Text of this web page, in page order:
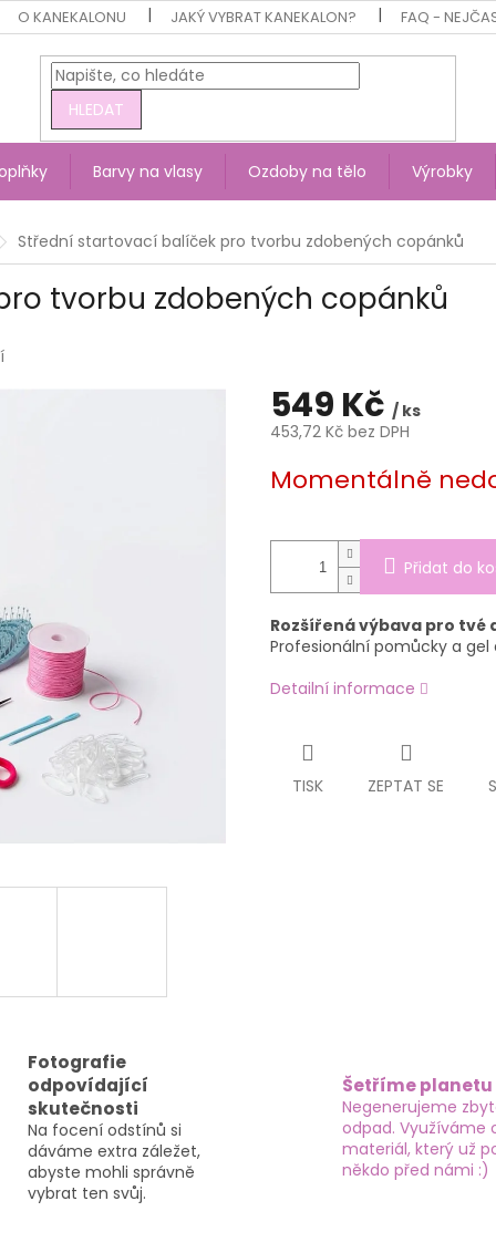
O KANEKALONU JAKÝ VYBRAT KANEKALON? FAQ -
HLEDAT
Barvy na vlasy Ozdoby na tělo Výrobky
Střední startovací balíček pro tvorbu zdobených copánků
tvorbu zdobených copánků
549 Kč / ks
453,72 Kč bez DPH
cena:
Momentálně
Přidat do
Rozšířená výbava pro tvé
Profesionální pomůcky a
Detailní informace
TISK ZEPTAT SE
Fotografie
odpovídající
skutečnosti
Na focení odstínů si
dáváme extra záležet,
abyste mohli správně
vybrat ten svůj.
Šetříme planetu
Negenerujeme
odpad. Využíváme
materiál, který už
někdo před námi :)